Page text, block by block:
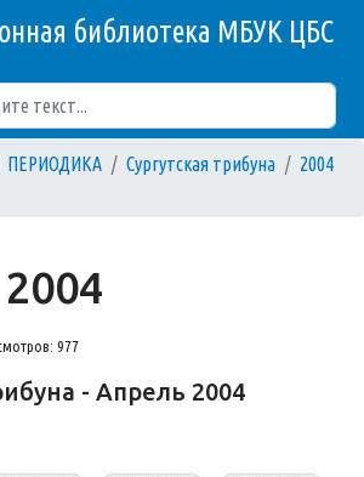
библиотека МБУК ЦБС
ПЕРИОДИКА Сургутская трибуна
2004
977
- Апрель 2004